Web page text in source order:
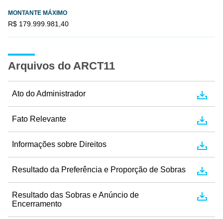
MONTANTE MÁXIMO
R$ 179.999.981,40
Arquivos do ARCT11
Ato do Administrador
Fato Relevante
Informações sobre Direitos
Resultado da Preferência e Proporção de Sobras
Resultado das Sobras e Anúncio de
Encerramento